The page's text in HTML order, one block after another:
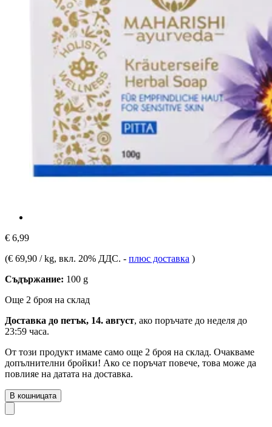
€ 6,99
(€ 69,90 / kg, вкл. 20% ДДС. - плюс доставка )
Съдържание: 100 g
Още 2 броя на склад
Доставка до петък, 14. август, ако поръчате до неделя до
23:59 часа.
От този продукт имаме само още 2 броя на склад. Очакваме
допълнителни бройки! Ако се поръчат повече, това може да
повлияе на датата на доставка.
В кошницата